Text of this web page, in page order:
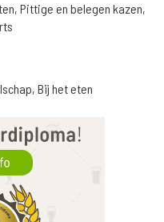
Pittige en belegen kazen,
Bij het eten